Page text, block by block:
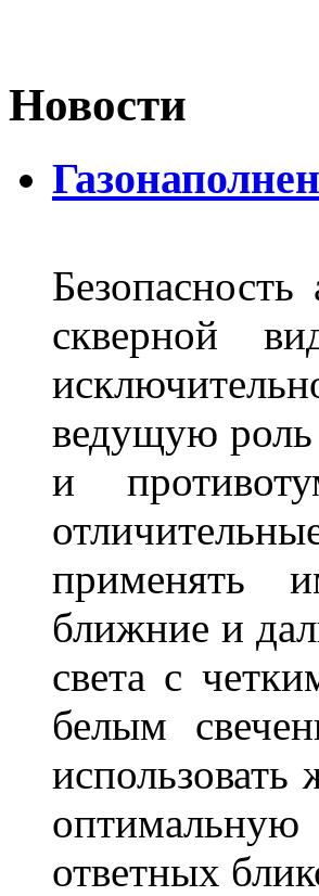
Новости
скверной
ведущую роль
и
применять
ближние и
света с
белым
использовать
ответных